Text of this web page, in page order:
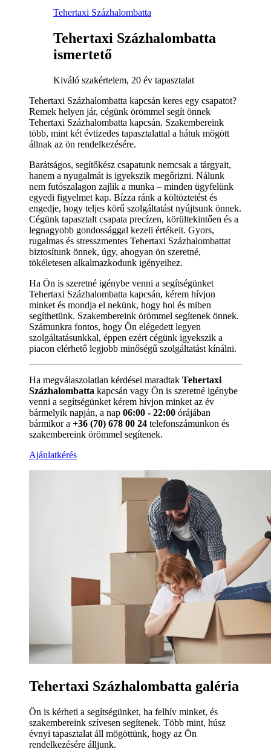
Tehertaxi Százhalombatta
Tehertaxi Százhalombatta
ismertető
Kiváló szakértelem, 20 év tapasztalat
Tehertaxi Százhalombatta kapcsán keres egy csapatot?
Remek helyen jár, cégünk örömmel segít önnek
Tehertaxi Százhalombatta kapcsán. Szakembereink
több, mint két évtizedes tapasztalattal a hátuk mögött
állnak az ön rendelkezésére.
Barátságos, segítőkész csapatunk nemcsak a tárgyait,
hanem a nyugalmát is igyekszik megőrizni. Nálunk
nem futószalagon zajlik a munka – minden ügyfelünk
egyedi figyelmet kap. Bízza ránk a költöztetést és
engedje, hogy teljes körű szolgáltatást nyújtsunk önnek.
Cégünk tapasztalt csapata precízen, körültekintően és a
legnagyobb gondossággal kezeli értékeit. Gyors,
rugalmas és stresszmentes Tehertaxi Százhalombattat
biztosítunk önnek, úgy, ahogyan ön szeretné,
tökéletesen alkalmazkodunk igényeihez.
Ha Ön is szeretné igénybe venni a segítségünket
Tehertaxi Százhalombatta kapcsán, kérem hívjon
minket és mondja el nekünk, hogy hol és miben
segíthetünk. Szakembereink örömmel segítenek önnek.
Számunkra fontos, hogy Ön elégedett legyen
szolgáltatásunkkal, éppen ezért cégünk igyekszik a
piacon elérhető legjobb minőségű szolgáltatást kínálni.
Ha megválaszolatlan kérdései maradtak Tehertaxi
Százhalombatta kapcsán vagy Ön is szeretné igénybe
venni a segítségünket kérem hívjon minket az év
bármelyik napján, a nap 06:00 - 22:00 órájában
bármikor a +36 (70) 678 00 24 telefonszámunkon és
szakembereink örömmel segítenek.
Ajánlatkérés
Tehertaxi Százhalombatta galéria
Ön is kérheti a segítségünket, ha felhív minket, és
szakembereink szívesen segítenek. Több mint, húsz
évnyi tapasztalat áll mögöttünk, hogy az Ön
rendelkezésére álljunk.